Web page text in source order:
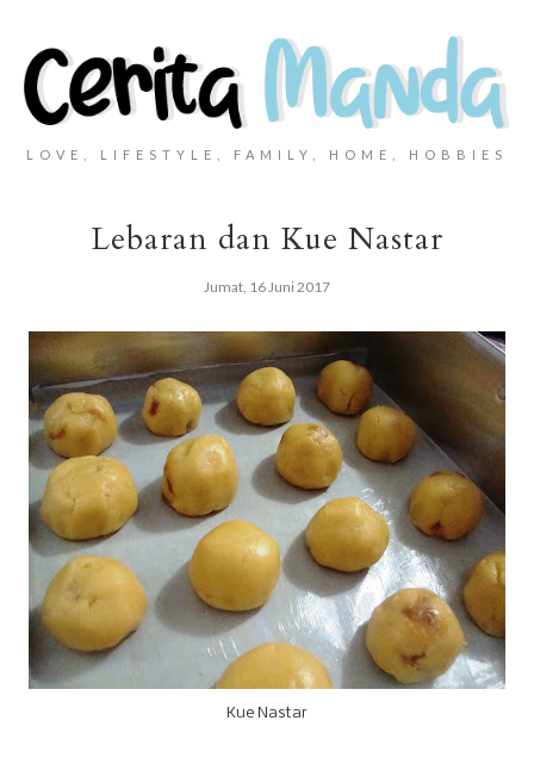
LOVE, LIFESTYLE, FAMILY, HOME, HOBBIES
Lebaran dan Kue Nastar
Jumat, 16 Juni 2017
Kue Nastar